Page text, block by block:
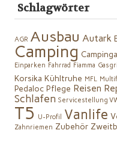
Schlagwörter
AGR Ausbau Autark
Camping
Einparken Fahrrad Fiamma
Korsika Kühltruhe MFL
Pedaloc Pflege Reisen
Schlafen Servicestellung
T5 U-Profil Vanlife
Zahnriemen Zubehör